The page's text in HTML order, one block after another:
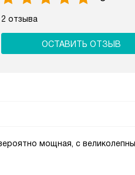
2 отзыва
ОСТАВИТЬ ОТЗЫВ
мощная, с